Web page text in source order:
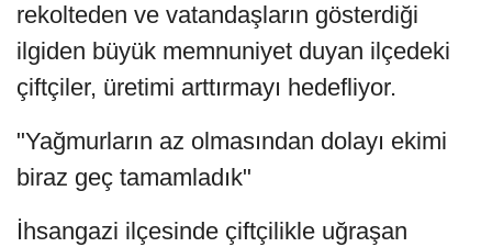
rekolteden ve vatandaşların gösterdiği
ilgiden büyük memnuniyet duyan ilçedeki
çiftçiler, üretimi arttırmayı hedefliyor.
"Yağmurların az olmasından dolayı ekimi
biraz geç tamamladık"
İhsangazi ilçesinde çiftçilikle uğraşan